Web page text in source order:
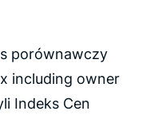
porównawczy
including owner
Indeks Cen